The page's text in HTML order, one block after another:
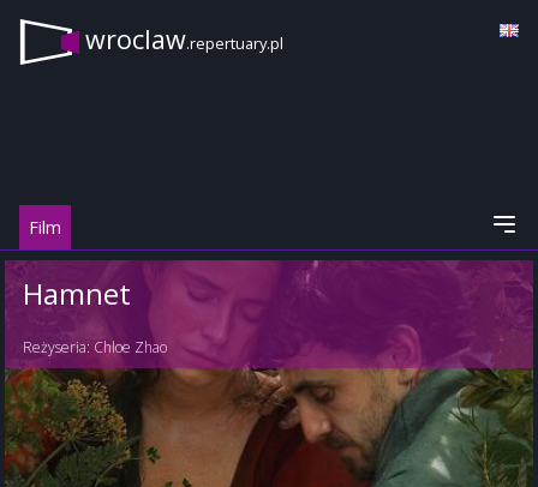
wroclaw.repertuary.pl
Film
Hamnet
Reżyseria: Chloe Zhao